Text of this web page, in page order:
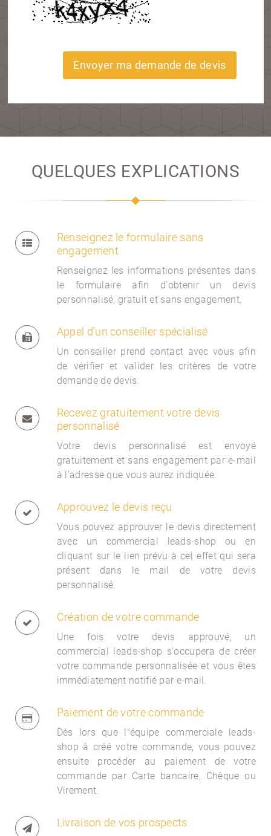
Envoyer ma demande de devis
QUELQUES EXPLICATIONS
Renseignez le formulaire sans
engagement
Renseignez les informations présentes dans
le formulaire afin d'obtenir un devis
personnalisé, gratuit et sans engagement.
Appel d'un conseiller spécialisé
Un conseiller prend contact avec vous afin
de vérifier et valider les critères de votre
demande de devis.
Recevez gratuitement votre devis
personnalisé
Votre devis personnalisé est envoyé
gratuitement et sans engagement par e-mail
à l'adresse que vous aurez indiquée.
Approuvez le devis reçu
Vous pouvez approuver le devis directement
avec un commercial leads-shop ou en
cliquant sur le lien prévu à cet effet qui sera
présent dans le mail de votre devis
personnalisé.
Création de votre commande
Une fois votre devis approuvé, un
commercial leads-shop s'occupera de créer
votre commande personnalisée et vous êtes
immédiatement notifié par e-mail.
Paiement de votre commande
Dès lors que l"équipe commerciale leads-
shop à créé votre commande, vous pouvez
ensuite procéder au paiement de votre
commande par Carte bancaire, Chèque ou
Virement.
Livraison de vos prospects